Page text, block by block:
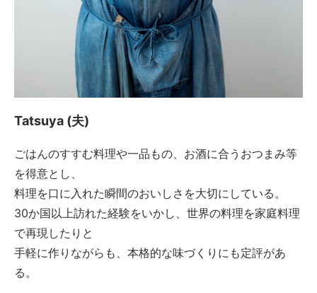
Tatsuya (夫)
ごはんのすすむ料理や一品もの、お酒に合うおつまみ等
を得意とし、
料理を口に入れた瞬間のおいしさを大切にしている。
30か国以上訪れた経験をいかし、世界の料理を家庭料理
で再現したりと
手軽に作りながらも、本格的な味づくりにも定評があ
る。